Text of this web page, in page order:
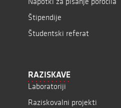
Štipendije
Študentski referat
RAZISKAVE
Laboratoriji
Raziskovalni projekti